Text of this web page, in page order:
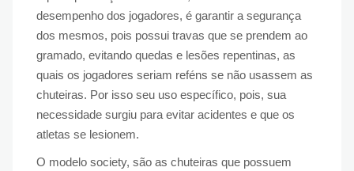
desempenho dos jogadores, é garantir a segurança
dos mesmos, pois possui travas que se prendem ao
gramado, evitando quedas e lesões repentinas, as
quais os jogadores seriam reféns se não usassem as
chuteiras. Por isso seu uso específico, pois, sua
necessidade surgiu para evitar acidentes e que os
atletas se lesionem.
O modelo society, são as chuteiras que possuem